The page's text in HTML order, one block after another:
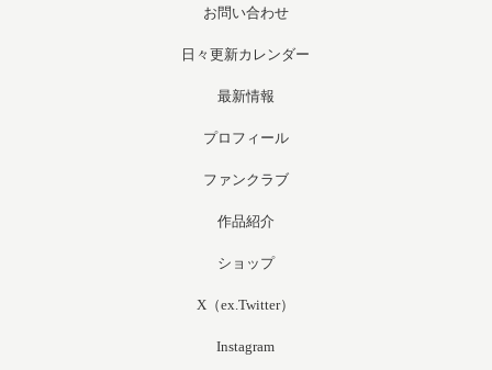
お問い合わせ
日々更新カレンダー
最新情報
プロフィール
ファンクラブ
作品紹介
ショップ
X（ex.Twitter）
Instagram